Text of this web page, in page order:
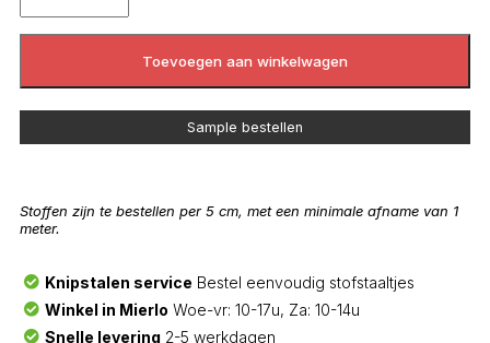
Toevoegen aan winkelwagen
Sample bestellen
Stoffen zijn te bestellen per 5 cm, met een minimale afname van 1
meter.
Knipstalen service Bestel eenvoudig stofstaaltjes
Winkel in Mierlo Woe-vr: 10-17u, Za: 10-14u
Snelle levering 2-5 werkdagen